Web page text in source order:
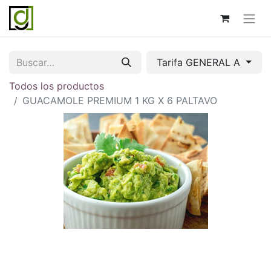
Tarifa GENERAL A
Todos los productos
GUACAMOLE PREMIUM 1 KG X 6 PALTAVO